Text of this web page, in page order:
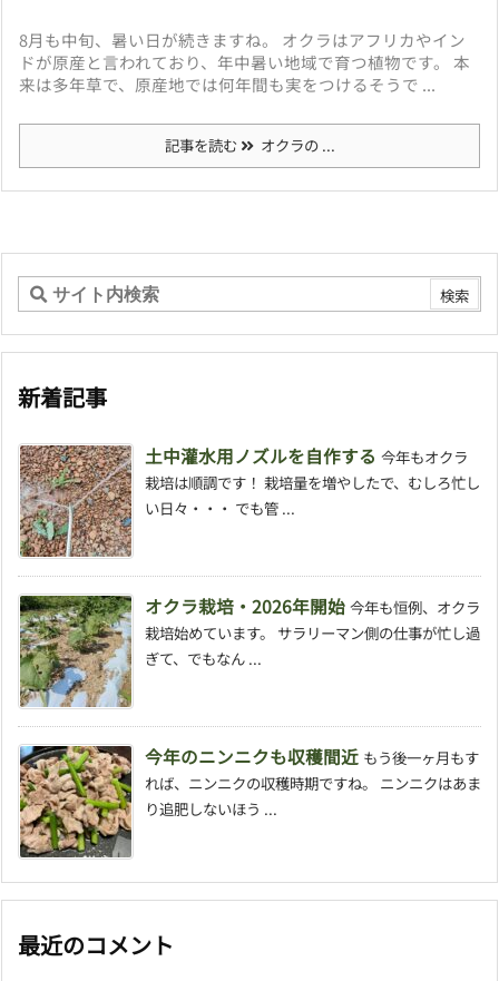
8月も中旬、暑い日が続きますね。 オクラはアフリカやイン
ドが原産と言われており、年中暑い地域で育つ植物です。 本
来は多年草で、原産地では何年間も実をつけるそうで ...
記事を読む オクラの ...
新着記事
土中灌水用ノズルを自作する 今年もオクラ
栽培は順調です！ 栽培量を増やしたで、むしろ忙し
い日々・・・ でも管 ...
オクラ栽培・2026年開始 今年も恒例、オクラ
栽培始めています。 サラリーマン側の仕事が忙し過
ぎて、でもなん ...
今年のニンニクも収穫間近 もう後一ヶ月もす
れば、ニンニクの収穫時期ですね。 ニンニクはあま
り追肥しないほう ...
最近のコメント